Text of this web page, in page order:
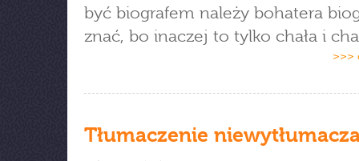
być biografem należy bohatera
znać, bo inaczej to tylko chała i
>>>
Tłumaczenie